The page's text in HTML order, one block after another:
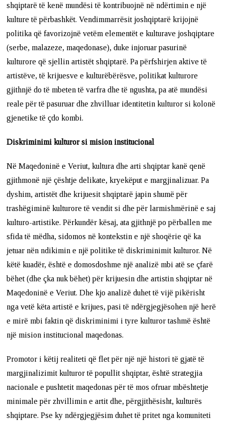
shqiptarë të kenë mundësi të kontribuojnë në ndërtimin e një
kulture të përbashkët. Vendimmarrësit joshqiptarë krijojnë
politika që favorizojnë vetëm elementët e kulturave joshqiptare
(serbe, malazeze, maqedonase), duke injoruar pasurinë
kulturore që sjellin artistët shqiptarë. Pa përfshirjen aktive të
artistëve, të krijuesve e kulturëbërësve, politikat kulturore
gjithnjë do të mbeten të varfra dhe të ngushta, pa atë mundësi
reale për të pasuruar dhe zhvilluar identitetin kulturor si kolonë
gjenetike të çdo kombi.
Diskriminimi kulturor si mision institucional
Në Maqedoninë e Veriut, kultura dhe arti shqiptar kanë qenë
gjithmonë një çështje delikate, kryekëput e margjinalizuar. Pa
dyshim, artistët dhe krijuesit shqiptarë japin shumë për
trashëgiminë kulturore të vendit si dhe për larmishmërinë e saj
kulturo-artistike. Përkundër kësaj, ata gjithnjë po përballen me
sfida të mëdha, sidomos në kontekstin e një shoqërie që ka
jetuar nën ndikimin e një politike të diskriminimit kulturor. Në
këtë kuadër, është e domosdoshme një analizë mbi atë se çfarë
bëhet (dhe çka nuk bëhet) për krijuesin dhe artistin shqiptar në
Maqedoninë e Veriut. Dhe kjo analizë duhet të vijë pikërisht
nga vetë këta artistë e krijues, pasi të ndërgjegjësohen një herë
e mirë mbi faktin që diskriminimi i tyre kulturor tashmë është
një mision institucional maqedonas.
Promotor i këtij realiteti që flet për një një histori të gjatë të
margjinalizimit kulturor të popullit shqiptar, është strategjia
nacionale e pushtetit maqedonas për të mos ofruar mbështetje
minimale për zhvillimin e artit dhe, përgjithësisht, kulturës
shqiptare. Pse ky ndërgjegjësim duhet të pritet nga komuniteti